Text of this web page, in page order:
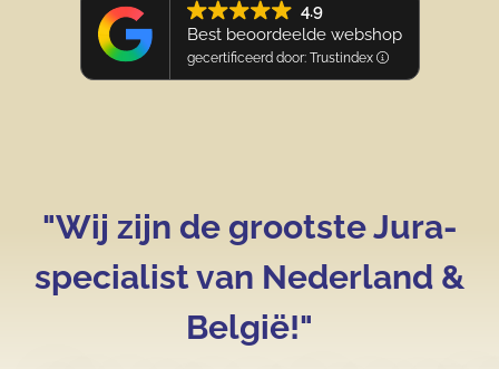
4.9
Best beoordeelde webshop
gecertificeerd door: Trustindex
"Wij zijn de grootste Jura-
specialist van Nederland &
België!"